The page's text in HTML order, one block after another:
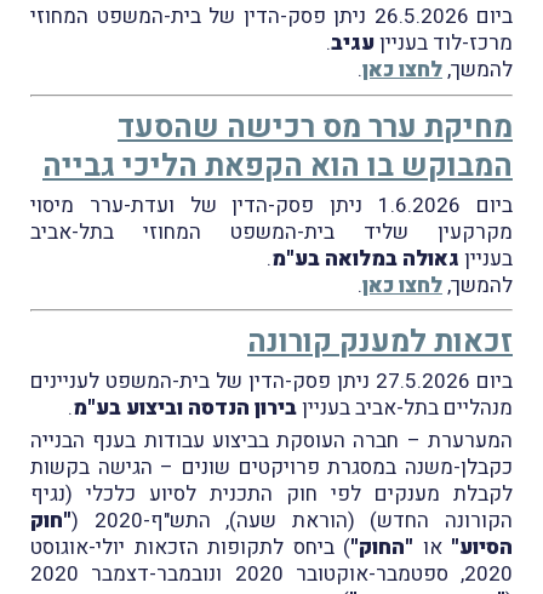
ביום 26.5.2026 ניתן פסק-הדין של בית-המשפט המחוזי
מרכז-לוד בענייןעגיב.
להמשך,לחצו כאן.
מחיקת ערר מס רכישה שהסעד
המבוקש בו הוא הקפאת הליכי גבייה
ביום 1.6.2026 ניתן פסק-הדין של ועדת-ערר מיסוי
מקרקעין שליד בית-המשפט המחוזי בתל-אביב
בעניין גאולה במלואה בע"מ.
להמשך,לחצו כאן.
זכאות למענק קורונה
ביום 27.5.2026 ניתן פסק-הדין של בית-המשפט לעניינים
מנהליים בתל-אביב בענייןבירון הנדסה וביצוע בע"מ.
המערערת – חברה העוסקת בביצוע עבודות בענף הבנייה
כקבלן-משנה במסגרת פרויקטים שונים – הגישה בקשות
לקבלת מענקים לפי חוק התכנית לסיוע כלכלי (נגיף
הקורונה החדש) (הוראת שעה), התש"ף-2020 (
"חוק
הסיוע" או "החוק") ביחס לתקופות הזכאות יולי-אוגוסט
2020, ספטמבר-אוקטובר 2020 ונובמבר-דצמבר 2020